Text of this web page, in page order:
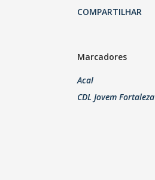
COMPARTILHAR
Marcadores
Acal
CDL Jovem Fortaleza